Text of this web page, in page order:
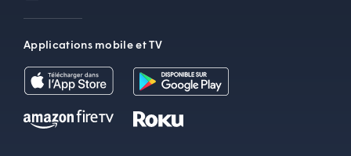
Applications mobile et TV